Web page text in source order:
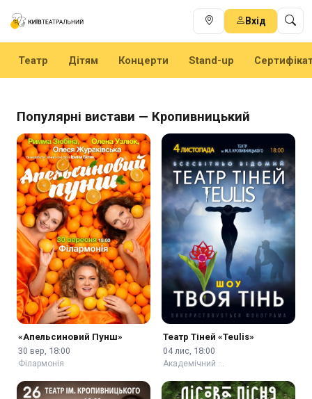
Вхід
Театр Дітям Концерти Stand-up
Популярні вистави — Кропивницький
«Апельсиновий Пунш»
30 вер, 18:00
Філармонія
Театр Тіней «Teulis»
04 лис, 18:00
Академічний …